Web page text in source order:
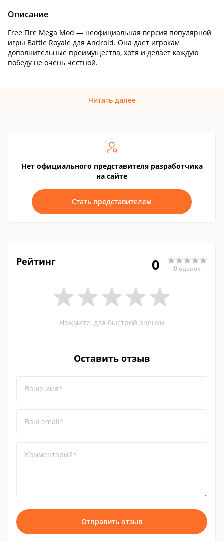
Описание
Free Fire Mega Mod — неофициальная версия популярной
игры Battle Royale для Android. Она дает игрокам
дополнительные преимущества, хотя и делает каждую
победу не очень честной.
Читать далее
Нет официального представителя разработчика
на сайте
Стать представителем
Рейтинг 0 0 оценок
Нажмите, для быстрой оценки
Оставить отзыв
Ваше имя*
Ваш email*
Комментарий*
Отправить отзыв